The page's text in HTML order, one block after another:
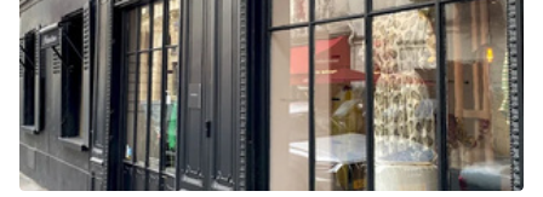
Stand / Bancarella
Stand / Chiosco / Stand
Studio fotografico / riprese
Terrazzo
Uffici